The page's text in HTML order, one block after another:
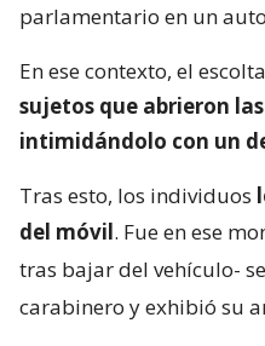
parlamentario en un
En ese contexto, el
sujetos que abrieron
intimidándolo con un
Tras esto, los individuos
del móvil. Fue en ese
tras bajar del vehículo-
carabinero y exhibió su